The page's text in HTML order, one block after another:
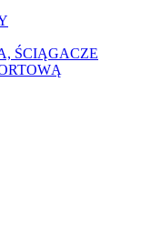
ŚCIĄGACZE